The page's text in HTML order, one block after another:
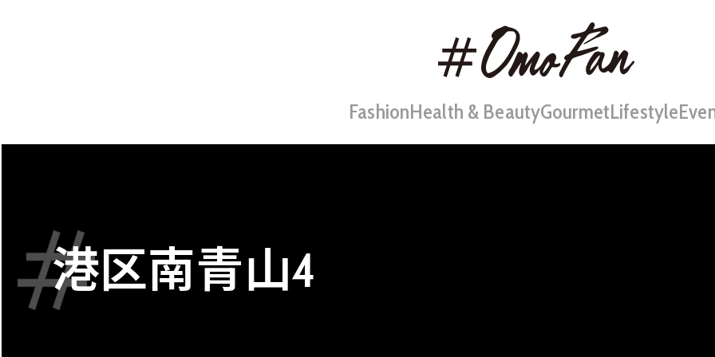
FashionHealth & BeautyGourmetLifestyle
港区南青山4